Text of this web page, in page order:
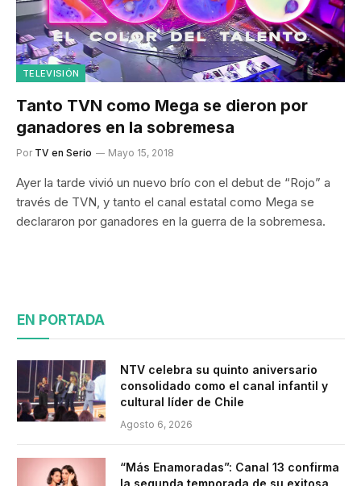
TELEVISIÓN
Tanto TVN como Mega se dieron por
ganadores en la sobremesa
Por TV en Serio Mayo 15, 2018
Ayer la tarde vivió un nuevo brío con el debut de “Rojo” a
través de TVN, y tanto el canal estatal como Mega se
declararon por ganadores en la guerra de la sobremesa.
EN PORTADA
NTV celebra su quinto aniversario
consolidado como el canal infantil y
cultural líder de Chile
Agosto 6, 2026
“Más Enamoradas”: Canal 13 confirma
la segunda temporada de su exitosa